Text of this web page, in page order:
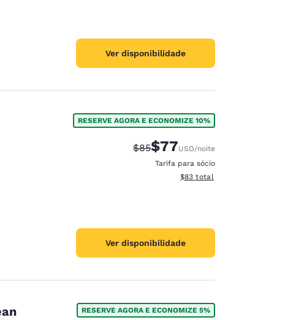
Ver disponibilidade
RESERVE AGORA E ECONOMIZE 10%
Tarifa anterior “tachada”:
$85Tarifa com desconto:
$77USD/noite
Tarifa para sócio
Exibir detalhes do total
$83 total
Ver disponibilidade
RESERVE AGORA E ECONOMIZE 5%